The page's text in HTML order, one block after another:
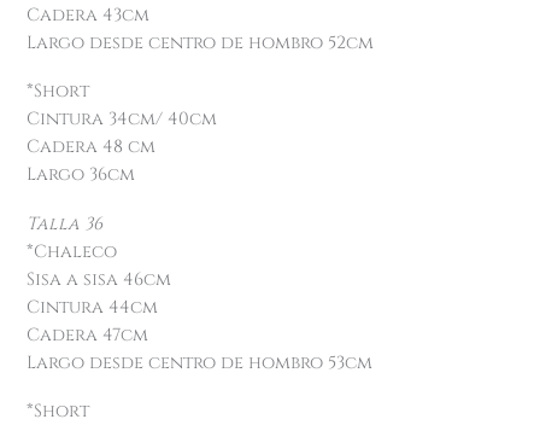
Cadera 43cm
Largo desde centro de hombro 52cm
*Short
Cintura 34cm/ 40cm
Cadera 48 cm
Largo 36cm
Talla 36
*Chaleco
Sisa a sisa 46cm
Cintura 44cm
Cadera 47cm
Largo desde centro de hombro 53cm
*Short